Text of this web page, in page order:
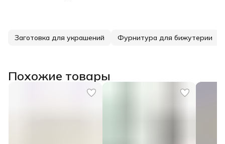
Заготовка для украшений Фурнитура для бижутерии
Похожие товары